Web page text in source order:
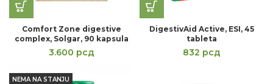
Comfort Zone digestive
complex, Solgar, 90 kapsula
3.600 рсд
DigestivAid Active, ESI, 45
tableta
832 рсд
NEMA NA STANJU